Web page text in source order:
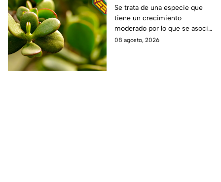
representa el
crecimiento económico
y no es la lengua de
suegra
Se trata de una especie que
tiene un crecimiento
moderado por lo que se asocia
con la vida.
08 agosto, 2026